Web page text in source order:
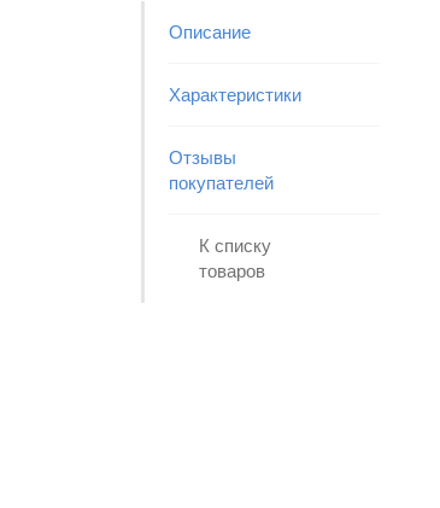
Описание
Характеристики
Отзывы
покупателей
К списку
товаров